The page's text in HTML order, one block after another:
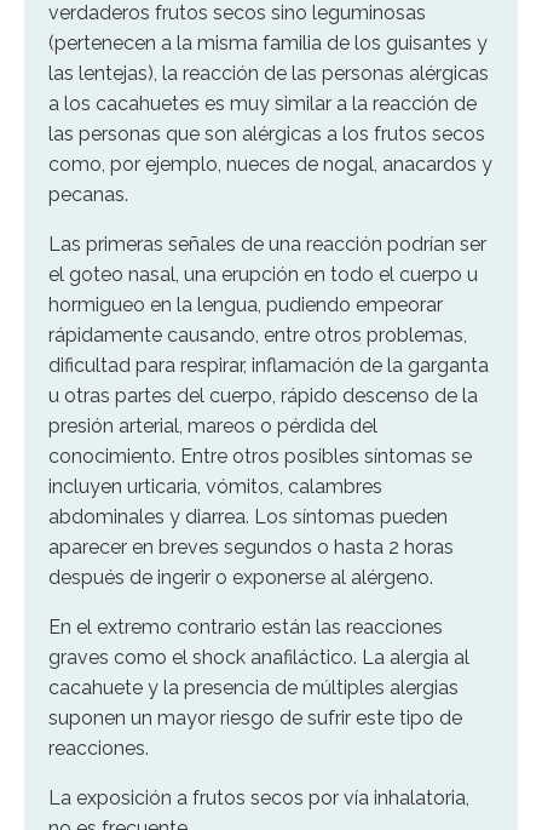
verdaderos frutos secos sino leguminosas
(pertenecen a la misma familia de los guisantes y
las lentejas), la reacción de las personas alérgicas
a los cacahuetes es muy similar a la reacción de
las personas que son alérgicas a los frutos secos
como, por ejemplo, nueces de nogal, anacardos y
pecanas.
Las primeras señales de una reacción podrían ser
el goteo nasal, una erupción en todo el cuerpo u
hormigueo en la lengua, pudiendo empeorar
rápidamente causando, entre otros problemas,
dificultad para respirar, inflamación de la garganta
u otras partes del cuerpo, rápido descenso de la
presión arterial, mareos o pérdida del
conocimiento. Entre otros posibles síntomas se
incluyen urticaria, vómitos, calambres
abdominales y diarrea. Los síntomas pueden
aparecer en breves segundos o hasta 2 horas
después de ingerir o exponerse al alérgeno.
En el extremo contrario están las reacciones
graves como el shock anafiláctico. La alergia al
cacahuete y la presencia de múltiples alergias
suponen un mayor riesgo de sufrir este tipo de
reacciones.
La exposición a frutos secos por vía inhalatoria,